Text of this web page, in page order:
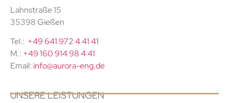
Lahnstraße 15
35398 Gießen
Tel.: +49 641 972 4 41 41
M.: +49 160 914 98 4 41
Email: info@aurora-eng.de
UNSERE LEISTUNGEN